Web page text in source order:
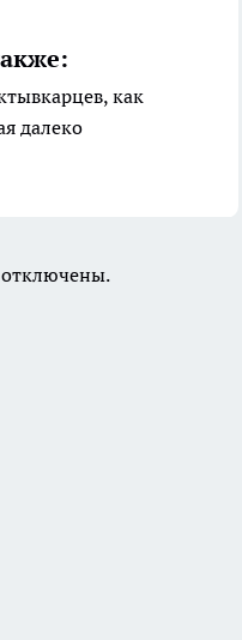
как
далеко